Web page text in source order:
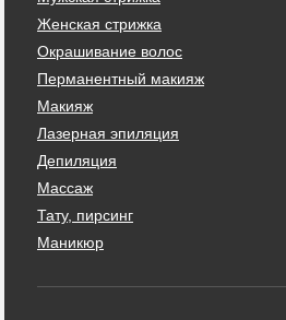
Женская стрижка
Окрашивание волос
Перманентный макияж
Макияж
Лазерная эпиляция
Депиляция
Массаж
Тату, пирсинг
Маникюр